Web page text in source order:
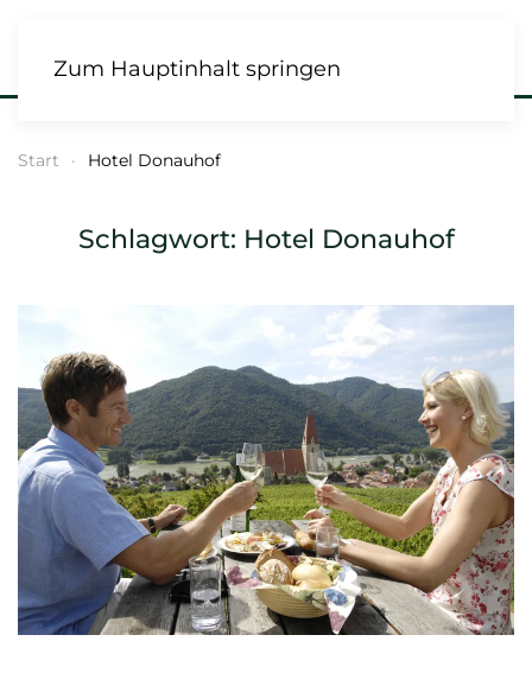
Zum Hauptinhalt springen
Start Hotel Donauhof
Schlagwort: Hotel Donauhof